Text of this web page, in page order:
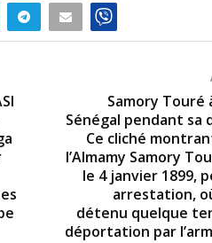
Samory Touré
Sénégal pendant sa
Ce cliché
l’Almamy Samory
le 4 janvier 1899,
arrestation,
détenu quelque
déportation par